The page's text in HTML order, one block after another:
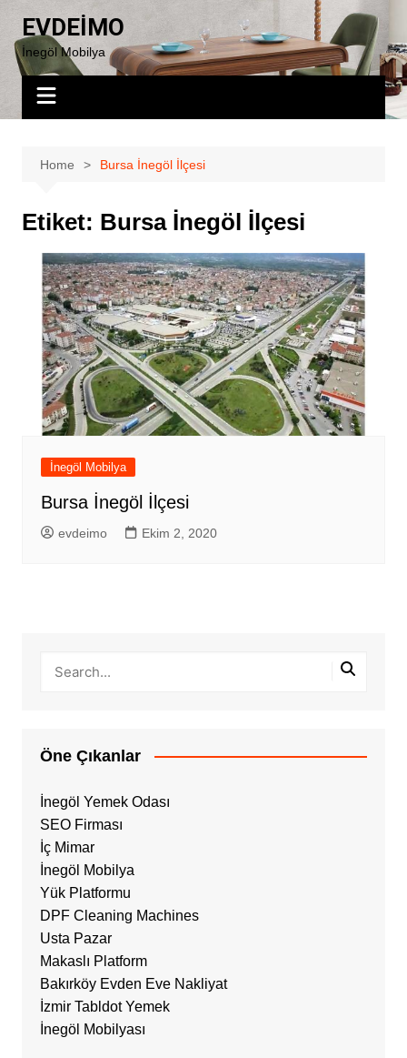
content
EVDEİMO
İnegöl Mobilya
Home Bursa İnegöl İlçesi
Etiket: Bursa İnegöl İlçesi
İnegöl Mobilya
Bursa İnegöl İlçesi
evdeimo Ekim 2, 2020
Öne Çıkanlar
İnegöl Yemek Odası
SEO Firması
İç Mimar
İnegöl Mobilya
Yük Platformu
DPF Cleaning Machines
Usta Pazar
Makaslı Platform
Bakırköy Evden Eve Nakliyat
İzmir Tabldot Yemek
İnegöl Mobilyası